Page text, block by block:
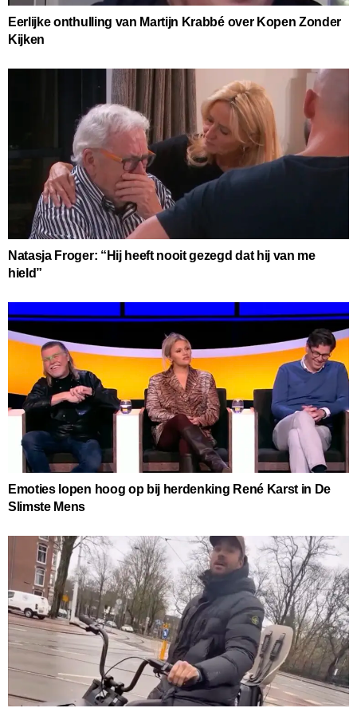
Eerlijke onthulling van Martijn Krabbé over Kopen Zonder
Kijken
Natasja Froger: “Hij heeft nooit gezegd dat hij van me
hield”
Emoties lopen hoog op bij herdenking René Karst in De
Slimste Mens